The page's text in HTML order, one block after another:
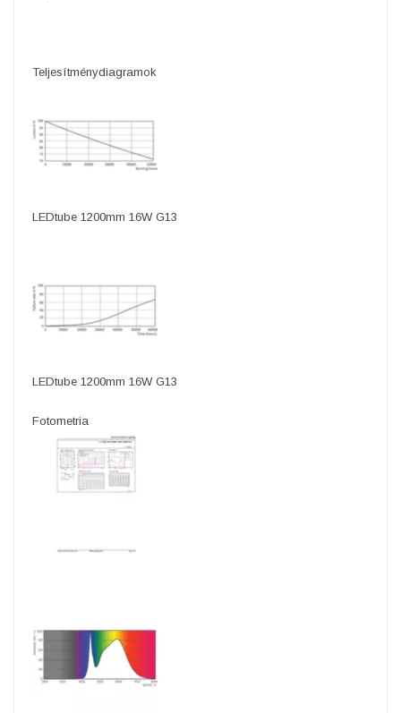
Teljesítménydiagramok
LEDtube 1200mm 16W G13
LEDtube 1200mm 16W G13
Fotometria